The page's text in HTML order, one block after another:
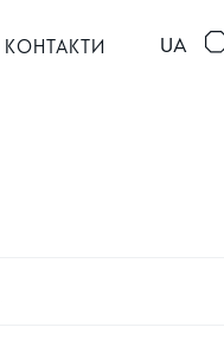
КОНТАКТИ UA